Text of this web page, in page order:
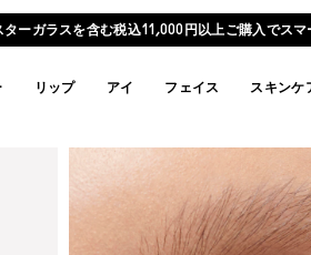
ターガラスを含む税込11,000円以上ご購入でスマ
リップ アイ フェイス スキンケ